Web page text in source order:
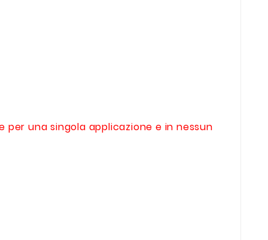
una singola applicazione e in nessun